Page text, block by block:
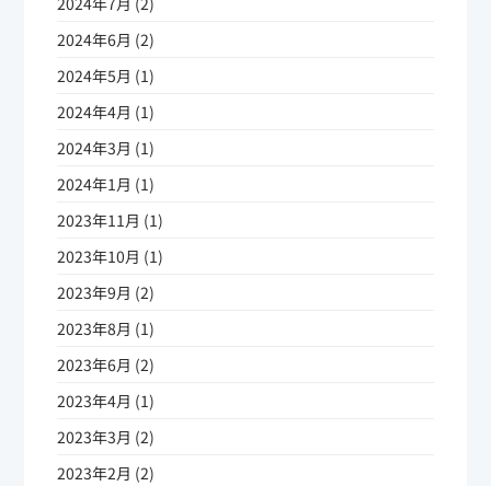
2024年6月 (2)
2024年5月 (1)
2024年4月 (1)
2024年3月 (1)
2024年1月 (1)
2023年11月 (1)
2023年10月 (1)
2023年9月 (2)
2023年8月 (1)
2023年6月 (2)
2023年4月 (1)
2023年3月 (2)
2023年2月 (2)